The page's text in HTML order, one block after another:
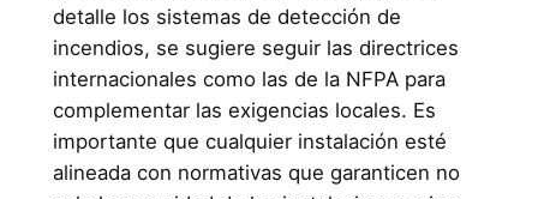
detalle los sistemas de detección de
incendios, se sugiere seguir las directrices
internacionales como las de la NFPA para
complementar las exigencias locales. Es
importante que cualquier instalación esté
alineada con normativas que garanticen no